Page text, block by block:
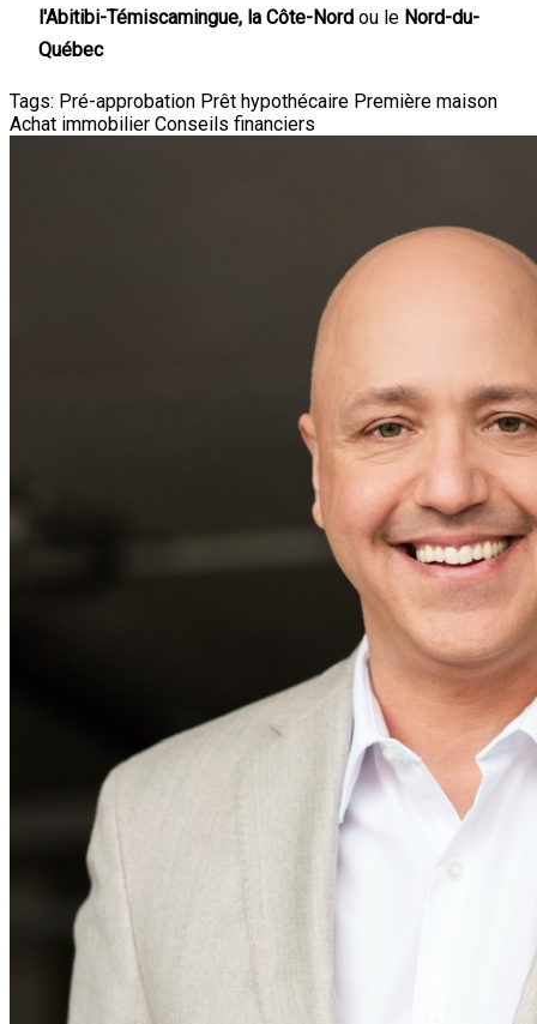
l'Abitibi-Témiscamingue, la Côte-Nord ou le Nord-du-
Québec
Tags: Pré-approbation Prêt hypothécaire Première maison
Achat immobilier Conseils financiers